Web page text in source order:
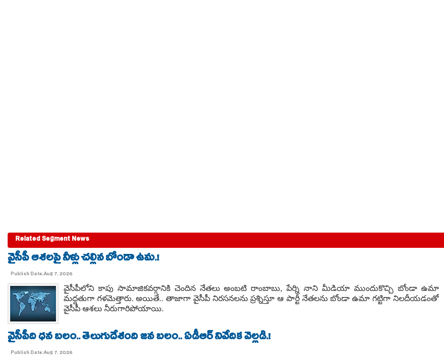
Related Segment News
వైసీపీ ఆశలపై నీళ్లు చల్లిన బోండా ఉమ.!
Publish Date:Aug 7, 2026
వైసీపీలోని కాపు సామాజికవర్గానికి చెందిన నేతలు అంబటి రాంబాబు, పేర్ని నాని మీడియా ముందుకొచ్చి బోండా ఉమా
మద్దతుగా గళమెత్తారు. అయితే.. తాజాగా వైసీపీ నిరసనలను ప్రశ్నిస్తూ ఆ పార్టీ నేతలను బోండా ఉమా గట్టిగా నిలదీయడంతో
వైసీపీ ఆశలు నీరుగారిపోయాయి.
వైసీపీది ధన బలం.. తెలుగుదేశంది జన బలం.. ఏడీఆర్ నివేదిక వెల్లడి.!
Publish Date:Aug 7, 2026